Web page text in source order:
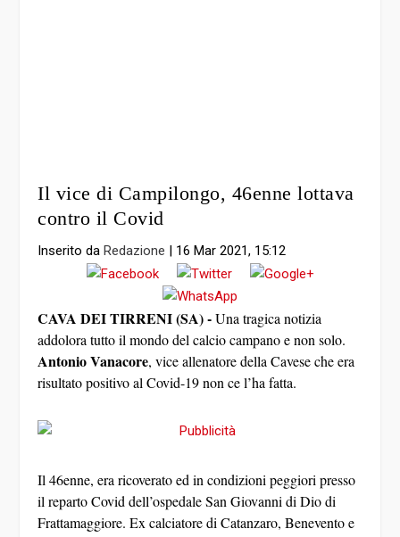
Il vice di Campilongo, 46enne lottava
contro il Covid
Inserito daRedazione | 16 Mar 2021, 15:12
CAVA DEI TIRRENI (SA) -Una tragica notizia
addolora tutto il mondo del calcio campano e non solo.
Antonio Vanacore, vice allenatore della Cavese che era
risultato positivo al Covid-19 non ce l’ha fatta.
Il 46enne, era ricoverato ed in condizioni peggiori presso
il reparto Covid dell’ospedale San Giovanni di Dio di
Frattamaggiore. Ex calciatore di Catanzaro, Benevento e